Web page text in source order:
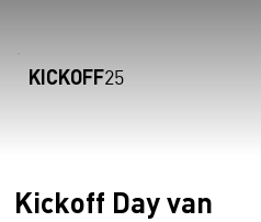
KICKOFF25
Kickoff Day van